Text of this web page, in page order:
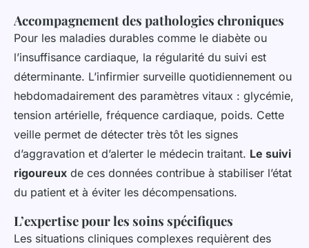
Accompagnement des pathologies chroniques
Pour les maladies durables comme le diabète ou
l’insuffisance cardiaque, la régularité du suivi est
déterminante. L’infirmier surveille quotidiennement ou
hebdomadairement des paramètres vitaux : glycémie,
tension artérielle, fréquence cardiaque, poids. Cette
veille permet de détecter très tôt les signes
d’aggravation et d’alerter le médecin traitant. Le suivi
rigoureux de ces données contribue à stabiliser l’état
du patient et à éviter les décompensations.
L’expertise pour les soins spécifiques
Les situations cliniques complexes requièrent des